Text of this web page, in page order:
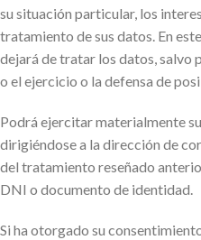
su situación particular, los
tratamiento de sus datos. En
dejará de tratar los datos,
o el ejercicio o la defensa de
Podrá ejercitar materialmente
dirigiéndose a la dirección de
del tratamiento reseñado
DNI o documento de identidad.
Si ha otorgado su